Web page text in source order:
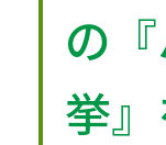
の
挙